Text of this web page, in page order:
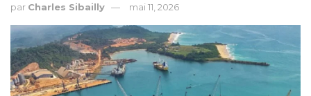
par Charles Sibailly mai 11, 2026